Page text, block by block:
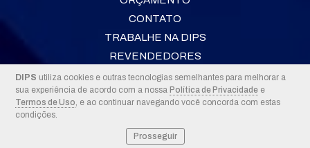
DIPS utiliza cookies e outras tecnologias semelhantes para melhorar a
sua experiência de acordo com a nossa Política de Privacidade e
Termos de Uso, e ao continuar navegando você concorda com estas
condições.
Prosseguir
CONTATO
TRABALHE NA DIPS
REVENDEDORES
2026 © DIPS